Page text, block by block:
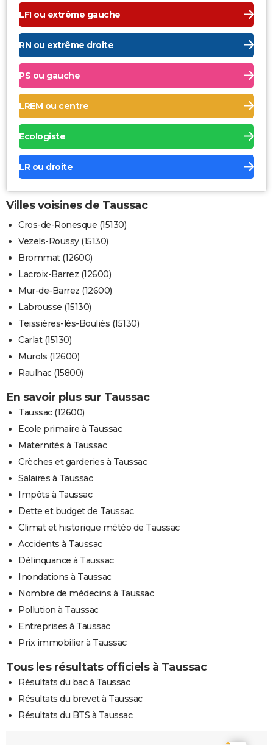
LFI ou extrême gauche
RN ou extrême droite
PS ou gauche
LREM ou centre
Ecologiste
LR ou droite
Villes voisines de Taussac
Cros-de-Ronesque (15130)
Vezels-Roussy (15130)
Brommat (12600)
Lacroix-Barrez (12600)
Mur-de-Barrez (12600)
Labrousse (15130)
Teissières-lès-Bouliès (15130)
Carlat (15130)
Murols (12600)
Raulhac (15800)
En savoir plus sur Taussac
Taussac (12600)
Ecole primaire à Taussac
Maternités à Taussac
Crèches et garderies à Taussac
Salaires à Taussac
Impôts à Taussac
Dette et budget de Taussac
Climat et historique météo de Taussac
Accidents à Taussac
Délinquance à Taussac
Inondations à Taussac
Nombre de médecins à Taussac
Pollution à Taussac
Entreprises à Taussac
Prix immobilier à Taussac
Tous les résultats officiels à Taussac
Résultats du bac à Taussac
Résultats du brevet à Taussac
Résultats du BTS à Taussac